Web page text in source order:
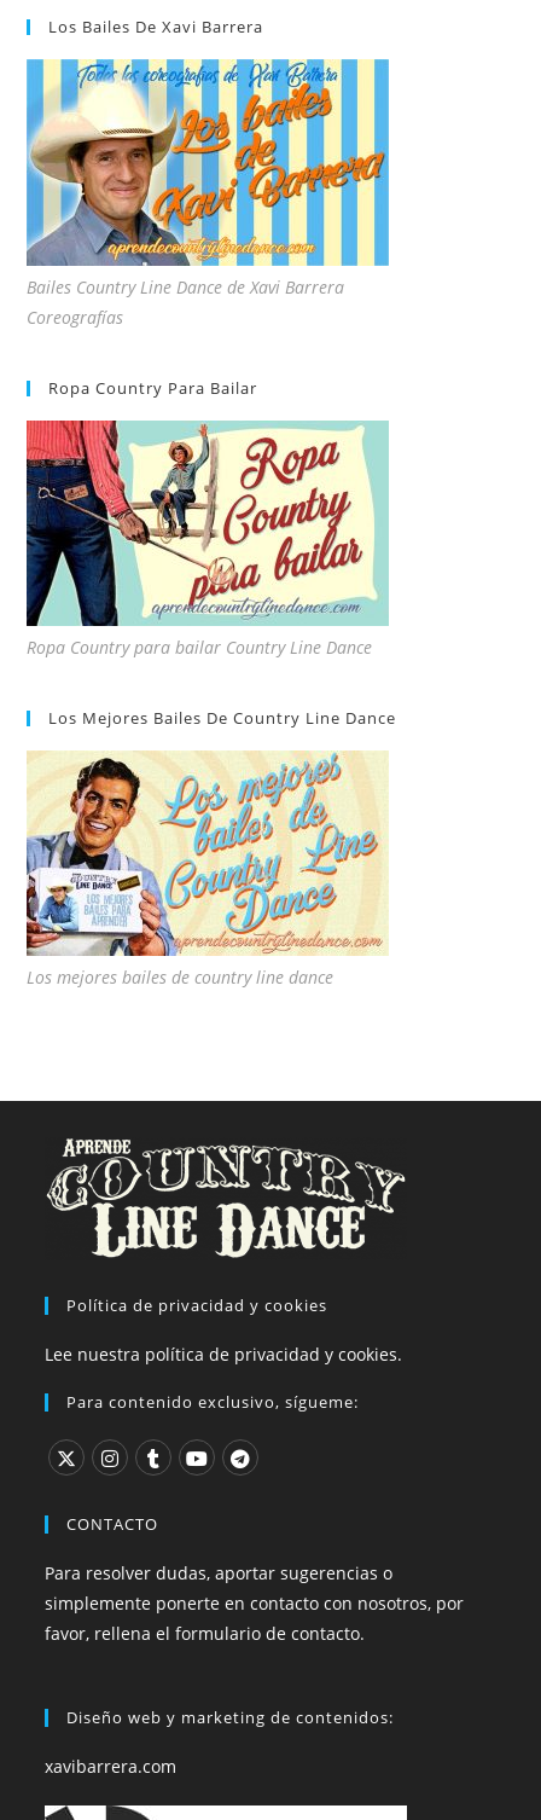
Los Bailes De Xavi Barrera
Bailes Country Line Dance de Xavi Barrera
Coreografías
Ropa Country Para Bailar
Ropa Country para bailar Country Line Dance
Los Mejores Bailes De Country Line Dance
Los mejores bailes de country line dance
Política de privacidad y cookies
Lee nuestra política de privacidad y cookies.
Para contenido exclusivo, sígueme:
CONTACTO
Para resolver dudas, aportar sugerencias o
simplemente ponerte en contacto con nosotros, por
favor, rellena el formulario de contacto.
Diseño web y marketing de contenidos:
xavibarrera.com